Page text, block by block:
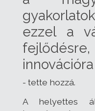
ezzel a
innovációra
- tette hozzá.
A helyettes